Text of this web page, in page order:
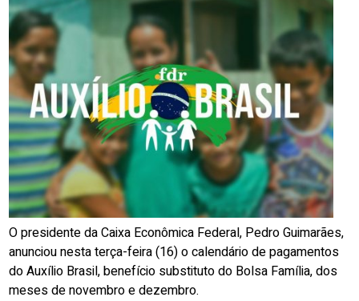
O presidente da Caixa Econômica Federal, Pedro Guimarães,
anunciou nesta terça-feira (16) o calendário de pagamentos
do Auxílio Brasil, benefício substituto do Bolsa Família, dos
meses de novembro e dezembro.